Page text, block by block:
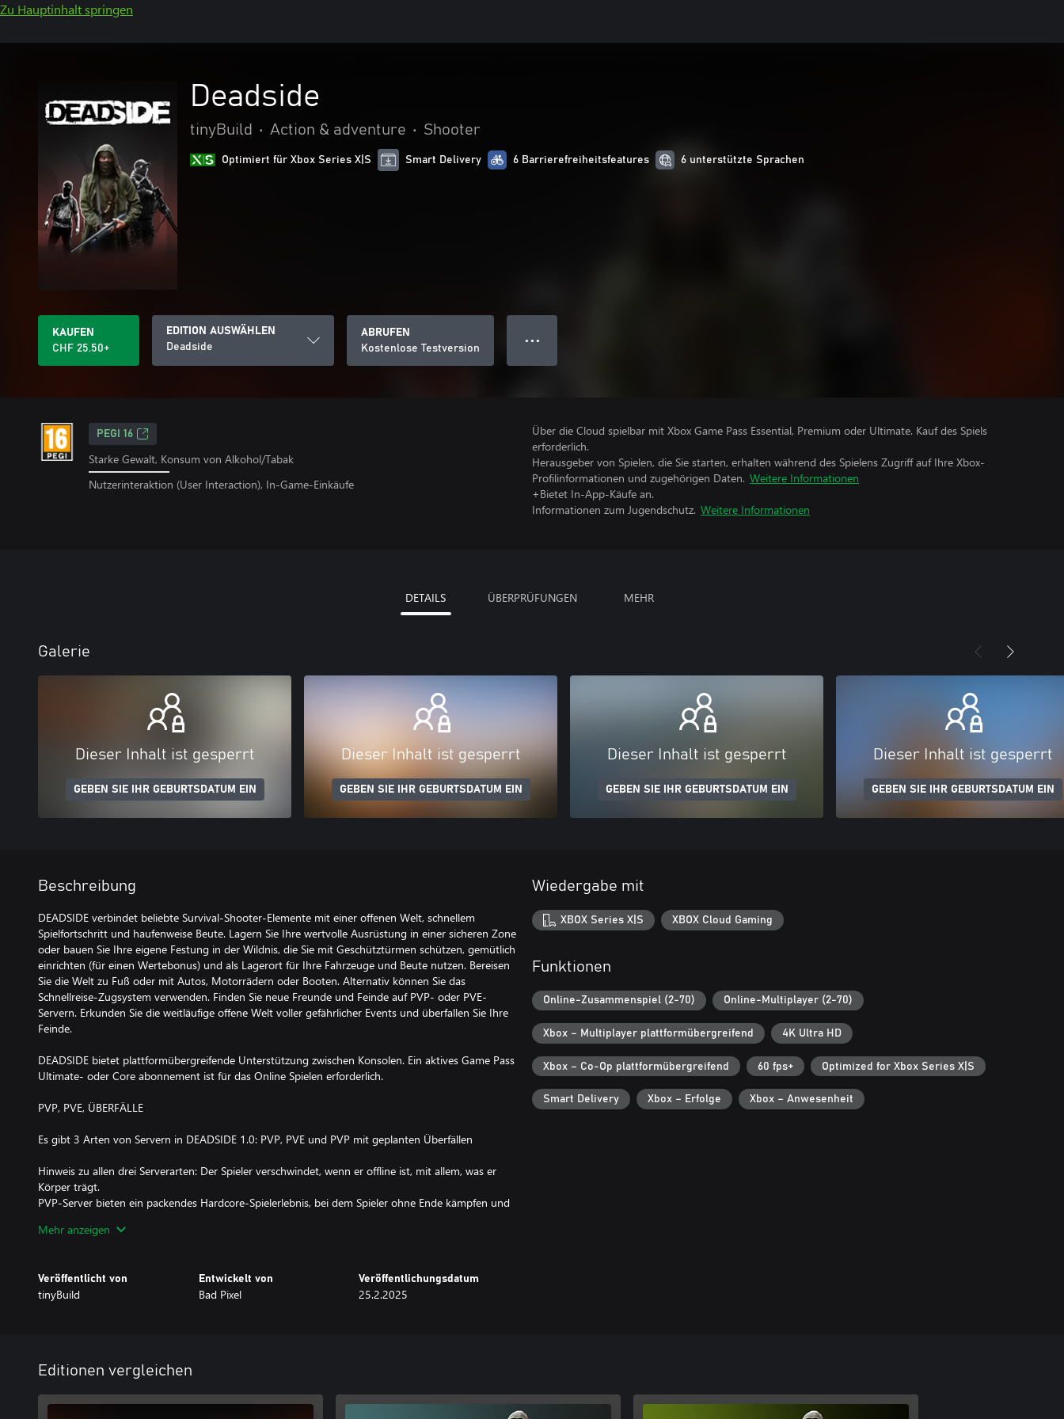
Zu Hauptinhalt springen
Deadside
tinyBuild • Action & adventure • Shooter
Optimiert für Xbox Series X|S Smart Delivery 6 Barrierefreiheitsfeatures 6 unterstützte Sprachen
KAUFEN
CHF 25.50+
EDITION AUSWÄHLEN
Deadside
ABRUFEN
Kostenlose Testversion
● ● ●
PEGI 16
Starke Gewalt, Konsum von Alkohol/Tabak
Nutzerinteraktion (User Interaction), In-Game-Einkäufe
Über die Cloud spielbar mit Xbox Game Pass Essential, Premium oder Ultimate. Kauf des Spiels
erforderlich.
Herausgeber von Spielen, die Sie starten, erhalten während des Spielens Zugriff auf Ihre Xbox-
Profilinformationen und zugehörigen Daten. Weitere Informationen
+Bietet In-App-Käufe an.
Informationen zum Jugendschutz. Weitere Informationen
DETAILS ÜBERPRÜFUNGEN MEHR
Galerie
Dieser Inhalt ist gesperrt
GEBEN SIE IHR GEBURTSDATUM EIN
Dieser Inhalt ist gesperrt
GEBEN SIE IHR GEBURTSDATUM EIN
Dieser Inhalt ist gesperrt
GEBEN SIE IHR GEBURTSDATUM EIN
Dieser Inhalt ist gesperrt
GEBEN SIE IHR GEBURTSDATUM EIN
Beschreibung
DEADSIDE verbindet beliebte Survival-Shooter-Elemente mit einer offenen Welt, schnellem
Spielfortschritt und haufenweise Beute. Lagern Sie Ihre wertvolle Ausrüstung in einer sicheren Zone
oder bauen Sie Ihre eigene Festung in der Wildnis, die Sie mit Geschütztürmen schützen, gemütlich
einrichten (für einen Wertebonus) und als Lagerort für Ihre Fahrzeuge und Beute nutzen. Bereisen
Sie die Welt zu Fuß oder mit Autos, Motorrädern oder Booten. Alternativ können Sie das
Schnellreise-Zugsystem verwenden. Finden Sie neue Freunde und Feinde auf PVP- oder PVE-
Servern. Erkunden Sie die weitläufige offene Welt voller gefährlicher Events und überfallen Sie Ihre
Feinde.
DEADSIDE bietet plattformübergreifende Unterstützung zwischen Konsolen. Ein aktives Game Pass
Ultimate- oder Core abonnement ist für das Online Spielen erforderlich.
PVP, PVE, ÜBERFÄLLE
Es gibt 3 Arten von Servern in DEADSIDE 1.0: PVP, PVE und PVP mit geplanten Überfällen
Hinweis zu allen drei Serverarten: Der Spieler verschwindet, wenn er offline ist, mit allem, was er
Körper trägt.
PVP-Server bieten ein packendes Hardcore-Spielerlebnis, bei dem Spieler ohne Ende kämpfen und
Erlernen des Spiels.
Bauen Sie eine entlegene Hütte oder eine bewehrte Festung. Unser Bausystem ist intuitiv, einfach
und bietet viele Komfortgegenstände, die Ihnen einen nützlichen Bonus im Spiel einbringen. Sichern
Sie Ihre Basis mit passiven Verteidigungsanlagen, beispielsweise Geschütztürmen und Fallen. Stellen
Mehr anzeigen
Veröffentlicht von
tinyBuild
Entwickelt von
Bad Pixel
Veröffentlichungsdatum
25.2.2025
Wiedergabe mit
XBOX Series X|S XBOX Cloud Gaming
Funktionen
Online-Zusammenspiel (2-70) Online-Multiplayer (2-70)
Xbox – Multiplayer plattformübergreifend 4K Ultra HD
Xbox – Co-Op plattformübergreifend 60 fps+ Optimized for Xbox Series X|S
Smart Delivery Xbox – Erfolge Xbox – Anwesenheit
Editionen vergleichen